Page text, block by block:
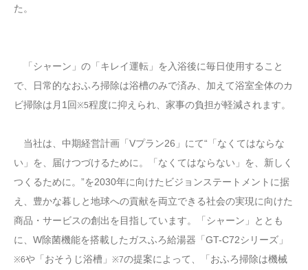
た。
「シャーン」の「キレイ運転」を入浴後に毎日使用すること
で、日常的なおふろ掃除は浴槽のみで済み、加えて浴室全体のカ
ビ掃除は月1回※5程度に抑えられ、家事の負担が軽減されます。
当社は、中期経営計画「Vプラン26」にて“「なくてはならな
い」を、届けつづけるために。「なくてはならない」を、新しく
つくるために。”を2030年に向けたビジョンステートメントに据
え、豊かな暮しと地球への貢献を両立できる社会の実現に向けた
商品・サービスの創出を目指しています。「シャーン」ととも
に、W除菌機能を搭載したガスふろ給湯器「GT-C72シリーズ」
※6や「おそうじ浴槽」 ※7の提案によって、「おふろ掃除は機械